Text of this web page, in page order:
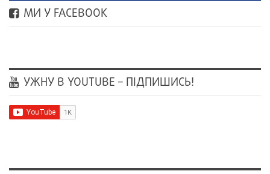
МИ У FACEBOOK
УЖНУ В YOUTUBE – ПІДПИШИСЬ!